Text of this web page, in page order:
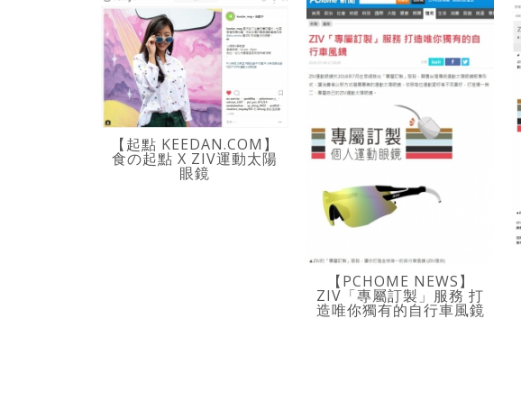
【起點 KEEDAN.COM】
食の起點 X ZIV運動太陽
眼鏡
【PCHOME NEWS】
ZIV「專屬訂製」服務 打
造唯你獨有的自行車風鏡